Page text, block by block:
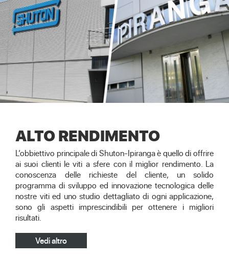
ALTO RENDIMENTO
L’obbiettivo principale di Shuton-Ipiranga è quello di offrire
ai suoi clienti le viti a sfere con il miglior rendimento. La
conoscenza delle richieste del cliente, un solido
programma di sviluppo ed innovazione tecnologica delle
nostre viti ed uno studio dettagliato di ogni applicazione,
sono gli aspetti imprescindibili per ottenere i migliori
risultati.
Vedi altro